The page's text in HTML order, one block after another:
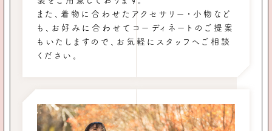
また、着物に合わせたアクセサリー・小物など
も、お好みに合わせてコーディネートのご提案
もいたしますので、お気軽にスタッフへご相談
ください。